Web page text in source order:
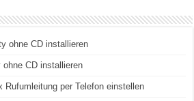
ohne CD installieren
CD installieren
Rufumleitung per Telefon einstellen